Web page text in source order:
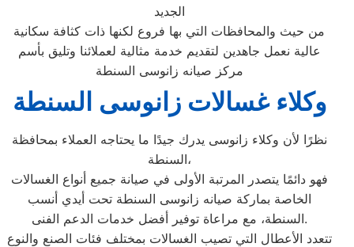
الجديد
من حيث والمحافظات التي بها فروع لكنها ذات كثافة سكانية
عالية نعمل جاهدين لتقديم خدمة مثالية لعملائنا وتليق بأسم
مركز صيانه زانوسى السنطة
وكلاء غسالات زانوسى السنطة
نظرًا لأن وكلاء زانوسى يدرك جيدًا ما يحتاجه العملاء بمحافظة
السنطة،
فهو دائمًا يتصدر المرتبة الأولى في صيانة جميع أنواع الغسالات
الخاصة بماركة صيانه زانوسى السنطة تحت أيدي أنسب
السنطة، مع مراعاة توفير أفضل خدمات الدعم الفنى.
تتعدد الأعطال التي تصيب الغسالات بمختلف فئات الصنع والنوع